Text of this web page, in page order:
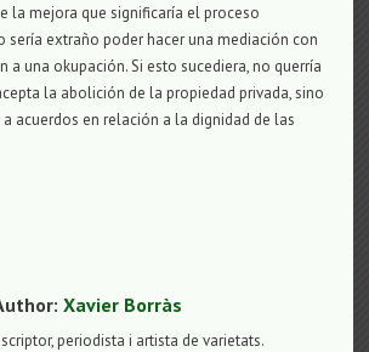
la mejora que significaría el proceso
sería extraño poder hacer una mediación con
a una okupación. Si esto sucediera, no querría
la abolición de la propiedad privada, sino
acuerdos en relación a la dignidad de las
Xavier Borràs
periodista i artista de varietats.